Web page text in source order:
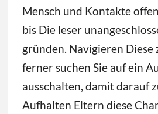
Mensch und Kontakte
bis Die leser
gründen. Navigieren Diese
ferner suchen Sie auf ein
ausschalten, damit darauf
Aufhalten Eltern diese